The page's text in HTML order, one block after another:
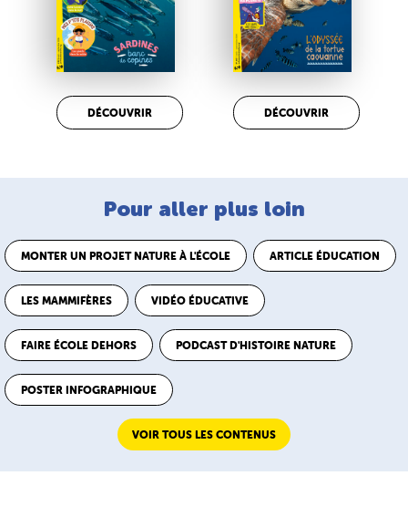
DÉCOUVRIR DÉCOUVRIR
Pour aller plus loin
MONTER UN PROJET NATURE À L'ÉCOLE ARTICLE ÉDUCATION
LES MAMMIFÈRES VIDÉO ÉDUCATIVE
FAIRE ÉCOLE DEHORS PODCAST D'HISTOIRE NATURE
POSTER INFOGRAPHIQUE
VOIR TOUS LES CONTENUS